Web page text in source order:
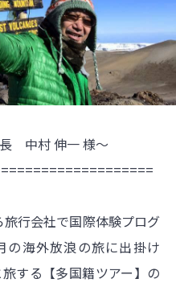
中村 伸一 様～
行会社で国際体験プログ
の海外放浪の旅に出掛け
する【多国籍ツアー】の